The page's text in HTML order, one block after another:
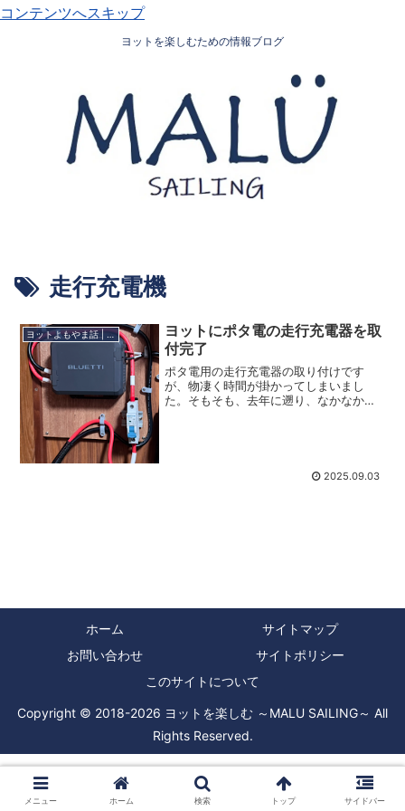
コンテンツへスキップ
ヨットを楽しむための情報ブログ
走行充電機
ヨットよもやま話 | “HOLO PE’A MALU”
ヨットにポタ電の走行充電器を取
付完了
ポタ電用の走行充電器の取り付けです
が、物凄く時間が掛かってしまいまし
た。そもそも、去年に遡り、なかなか手
2025.09.03
ホーム
サイトマップ
お問い合わせ
サイトポリシー
このサイトについて
Copyright © 2018-2026 ヨットを楽しむ ～MALU SAILING～ All
Rights Reserved.
メニュー ホーム 検索 トップ サイドバー